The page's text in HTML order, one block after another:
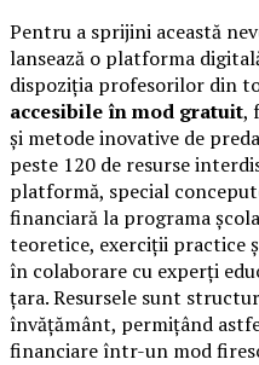
Pentru a sprijini această
lansează o platforma
dispoziția profesorilor din
accesibile în mod gratuit,
și metode inovative de
peste 120 de resurse
platformă, special
financiară la programa
teoretice, exerciții practice
în colaborare cu experți
țara. Resursele sunt
învățământ, permițând
financiare într-un mod